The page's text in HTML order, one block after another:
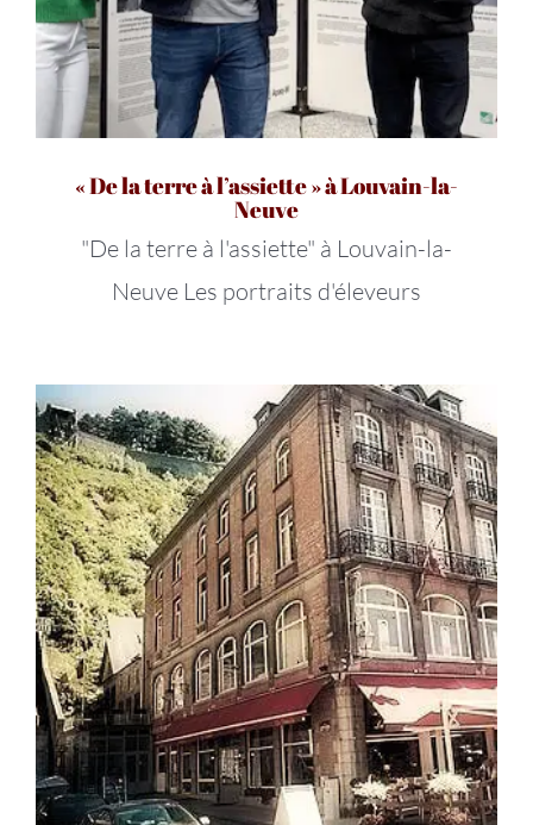
« De la terre à l’assiette » à Louvain-la-
Neuve
"De la terre à l'assiette" à Louvain-la-
Neuve Les portraits d'éleveurs